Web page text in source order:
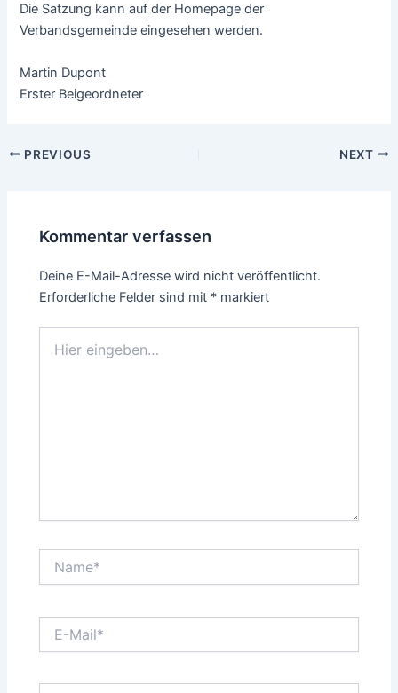
Die Satzung kann auf der Homepage der
Verbandsgemeinde eingesehen werden.
Martin Dupont
Erster Beigeordneter
PREVIOUS NEXT
Kommentar verfassen
Deine E-Mail-Adresse wird nicht veröffentlicht.
Erforderliche Felder sind mit * markiert
eingeben…
Mail*